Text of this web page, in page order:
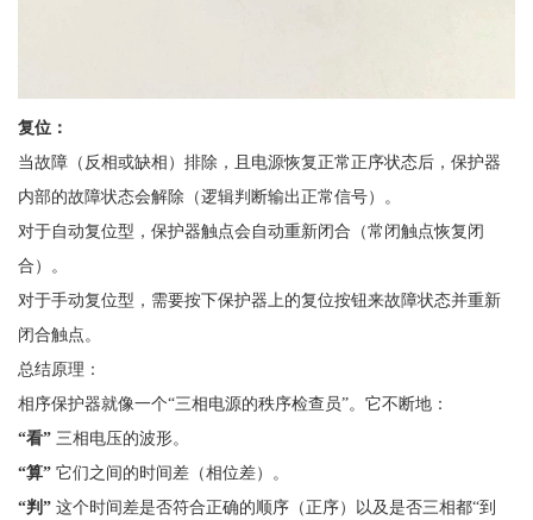
复位：
当故障（反相或缺相）排除，且电源恢复正常正序状态后，保护器
内部的故障状态会解除（逻辑判断输出正常信号）。
对于自动复位型，保护器触点会自动重新闭合（常闭触点恢复闭
合）。
对于手动复位型，需要按下保护器上的复位按钮来故障状态并重新
闭合触点。
总结原理：
相序保护器就像一个“三相电源的秩序检查员”。它不断地：
“看” 三相电压的波形。
“算” 它们之间的时间差（相位差）。
“判” 这个时间差是否符合正确的顺序（正序）以及是否三相都“到